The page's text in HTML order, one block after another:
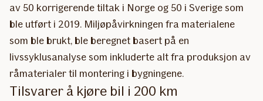
av 50 korrigerende tiltak i Norge og 50 i Sverige som
ble utført i 2019. Miljøpåvirkningen fra materialene
som ble brukt, ble beregnet basert på en
livssyklusanalyse som inkluderte alt fra produksjon av
råmaterialer til montering i bygningene.
Tilsvarer å kjøre bil i 200 km